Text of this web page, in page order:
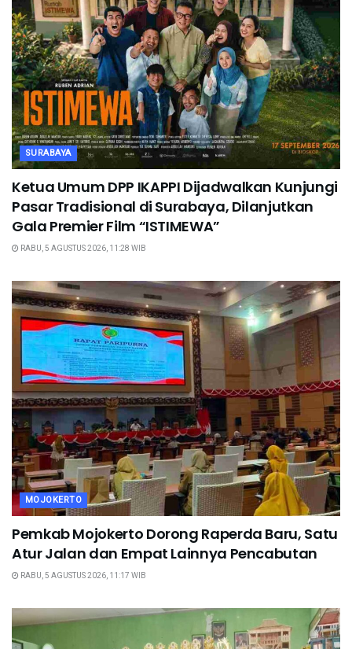
SURABAYA
Ketua Umum DPP IKAPPI Dijadwalkan Kunjungi
Pasar Tradisional di Surabaya, Dilanjutkan
Gala Premier Film “ISTIMEWA”
RABU, 5 AGUSTUS 2026, 11:28 WIB
MOJOKERTO
Pemkab Mojokerto Dorong Raperda Baru, Satu
Atur Jalan dan Empat Lainnya Pencabutan
RABU, 5 AGUSTUS 2026, 11:17 WIB